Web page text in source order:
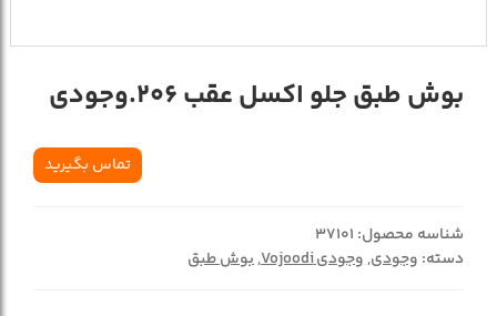
بوش طبق جلو اکسل عقب 206.وجودي
تماس بگیرید
شناسه محصول: 37101
دسته: وجودی,وجودی Vojoodi ,بوش طبق